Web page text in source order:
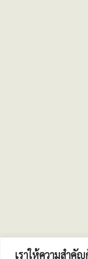
เราให้ความสำคั